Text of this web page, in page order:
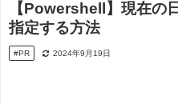
【Powershell】現在の
指定する方法
#PR 2024年9月19日